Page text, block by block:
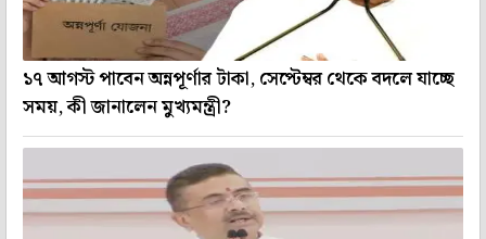
১৭ আগস্ট পাবেন অন্নপূর্ণার টাকা, সেপ্টেম্বর থেকে বদলে যাচ্ছে
সময়, কী জানালেন মুখ্যমন্ত্রী?